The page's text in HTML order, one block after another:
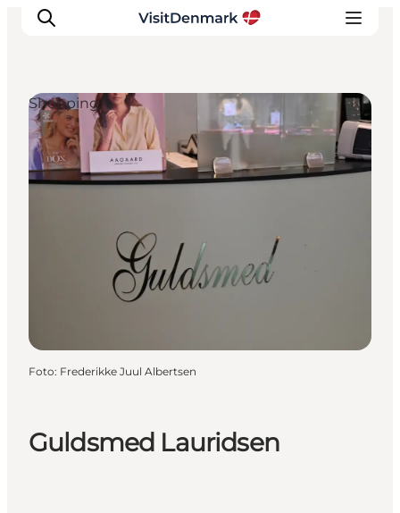
Inspiration
Regionen
Unterkünfte
Reiseplanung
Guldsmed Lauridsen
Shopping
Foto: Frederikke Juul Albertsen